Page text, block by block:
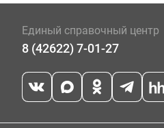
Единый справочный центр
8 (42622) 7-01-27